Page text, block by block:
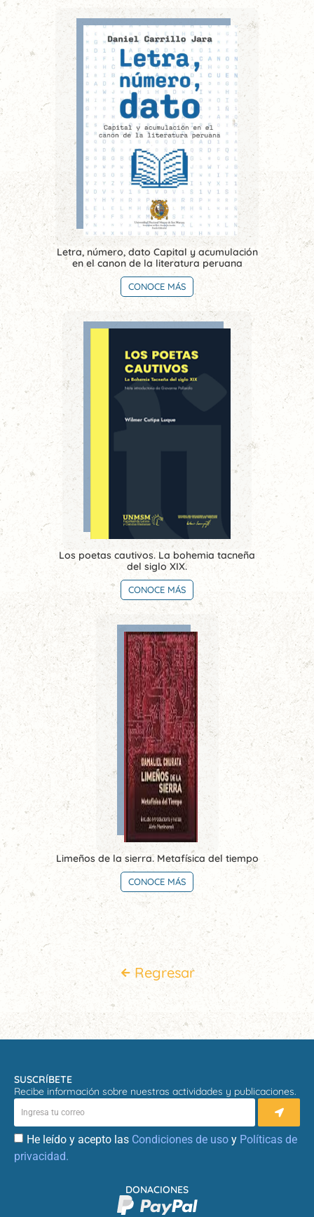
Letra, número, dato Capital y acumulación
en el canon de la literatura peruana
CONOCE MÁS
Los poetas cautivos. La bohemia tacneña
del siglo XIX.
CONOCE MÁS
Limeños de la sierra. Metafísica del tiempo
CONOCE MÁS
Regresar
SUSCRÍBETE
Recibe información sobre nuestras actividades y publicaciones.
He leído y acepto las Condiciones de uso y Políticas de
privacidad.
DONACIONES